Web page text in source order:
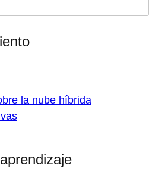
la nube híbrida